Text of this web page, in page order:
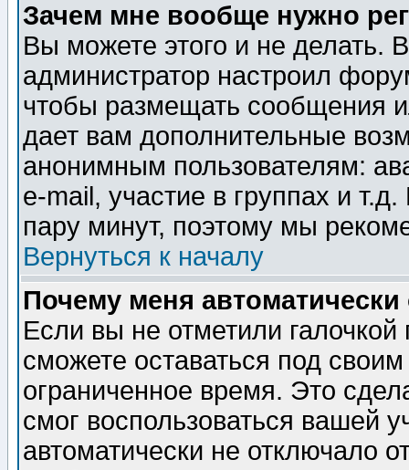
Зачем мне вообще нужно
Вы можете этого и не делать.
администратор настроил
чтобы размещать сообщения
дает вам дополнительные
анонимным пользователям:
e-mail, участие в группах и
пару минут, поэтому мы
Вернуться к началу
Почему меня автоматически
Если вы не отметили галочкой
сможете оставаться под
ограниченное время. Это
смог воспользоваться вашей
автоматически не отключало